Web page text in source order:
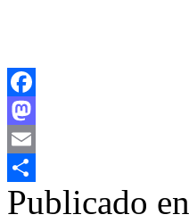
Facebook
Mastodon
Email
Compartir
Publicado en